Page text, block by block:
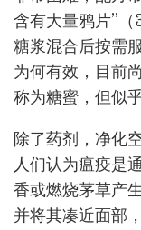
含有大量鸦片”
糖浆混合后按需
为何有效，目前
称为糖蜜，但似
除了药剂，净化
人们认为瘟疫是
香或燃烧茅草产
并将其凑近面部